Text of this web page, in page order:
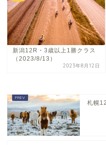
新潟12R・3歳以上1勝クラス
（2023/8/13）
2023年8月12日
札幌